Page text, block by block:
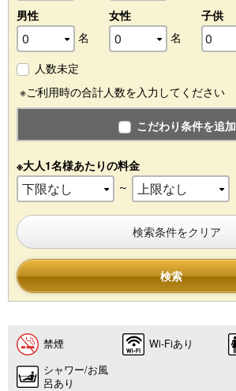
男性
名
女性
名
子供
人数未定
※ご利用時の合計人数を入力してください
こだわり条件を追加
※大人1名様あたりの料金
～
検索条件をクリア
検索
禁煙 Wi-Fiあり
シャワー/お風
呂あり